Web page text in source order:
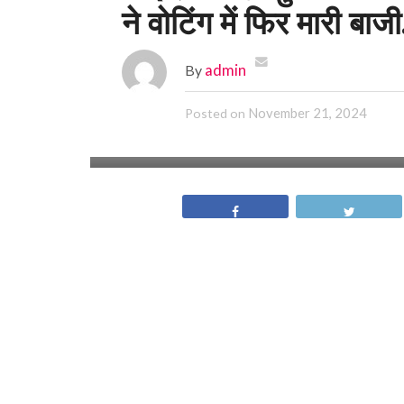
ने वोटिंग में फिर मारी
By admin
Posted on November 21, 2024